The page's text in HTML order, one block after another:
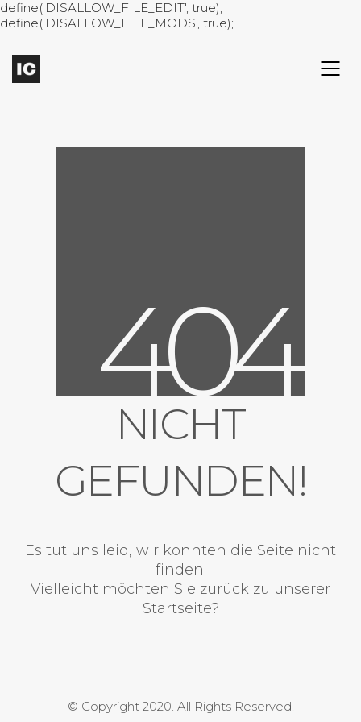
define('DISALLOW_FILE_EDIT', true);
define('DISALLOW_FILE_MODS', true);
404
NICHT
GEFUNDEN!
Es tut uns leid, wir konnten die Seite nicht
finden!
Vielleicht möchten Sie zurück zu unserer
Startseite?
© Copyright 2020. All Rights Reserved.